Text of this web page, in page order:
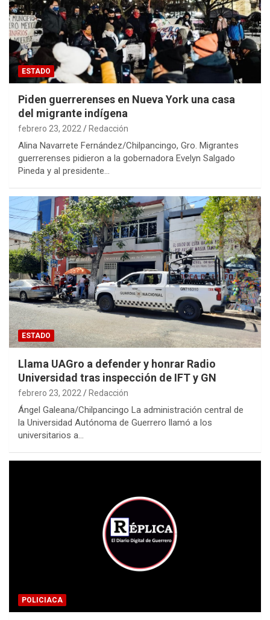
ESTADO
Piden guerrerenses en Nueva York una casa
del migrante indígena
febrero 23, 2022 Redacción
Alina Navarrete Fernández/Chilpancingo, Gro. Migrantes
guerrerenses pidieron a la gobernadora Evelyn Salgado
Pineda y al presidente…
ESTADO
Llama UAGro a defender y honrar Radio
Universidad tras inspección de IFT y GN
febrero 23, 2022 Redacción
Ángel Galeana/Chilpancingo La administración central de
la Universidad Autónoma de Guerrero llamó a los
universitarios a…
POLICIACA